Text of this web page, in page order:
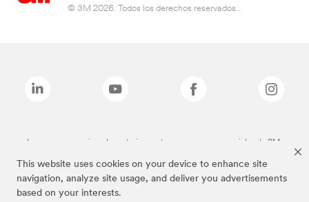
This website uses cookies on your device to enhance site
navigation, analyze site usage, and deliver you advertisements
based on your interests.
© 3M 2026. Todos los derechos reservados..
Las marcas mencionadas anteriormente son marcas comerciales de 3M.